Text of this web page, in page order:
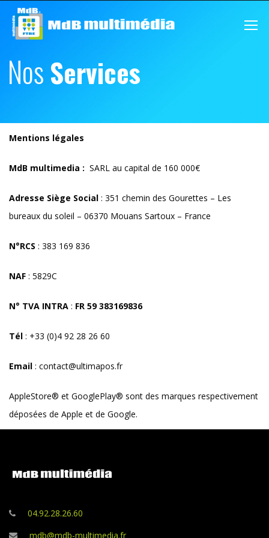
Nos Services
Mentions légales
MdB multimedia : SARL au capital de 160 000€
Adresse Siège Social : 351 chemin des Gourettes – Les
bureaux du soleil – 06370 Mouans Sartoux – France
N°RCS : 383 169 836
NAF : 5829C
N° TVA INTRA : FR 59 383169836
Tél : +33 (0)4 92 28 26 60
Email : contact@ultimapos.fr
AppleStore® et GooglePlay® sont des marques respectivement
déposées de Apple et de Google.
04.92.28.26.60
mdb@mdb-multimedia.fr